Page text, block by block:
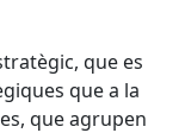
que es
que a la
que agrupen